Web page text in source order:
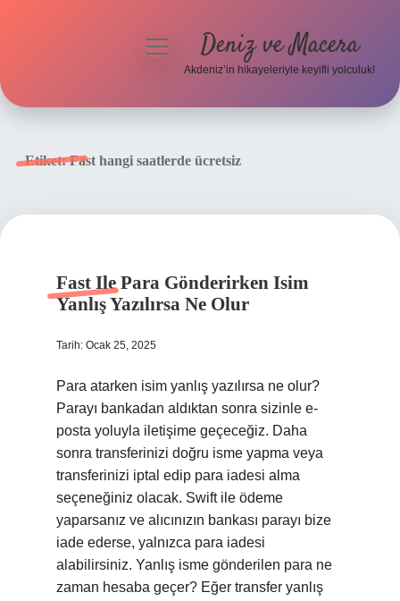
menüyü Deniz ve Macera
Akdeniz’in hikayeleriyle keyifli yolculuk!
Etiket:Fast hangi saatlerde ücretsiz
Fast Ile Para Gönderirken Isim
Yanlış Yazılırsa Ne Olur
Tarih: Ocak 25, 2025
Para atarken isim yanlış yazılırsa ne olur?
Parayı bankadan aldıktan sonra sizinle e-
posta yoluyla iletişime geçeceğiz. Daha
sonra transferinizi doğru isme yapma veya
transferinizi iptal edip para iadesi alma
seçeneğiniz olacak. Swift ile ödeme
yaparsanız ve alıcınızın bankası parayı bize
iade ederse, yalnızca para iadesi
alabilirsiniz. Yanlış isme gönderilen para ne
zaman hesaba geçer? Eğer transfer yanlış